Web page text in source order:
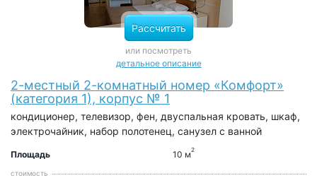
Рассчитать
или посмотреть
детальное описание
2-местный 2-комнатный номер «Комфорт»
(категория 1), корпус № 1
кондиционер, телевизор, фен, двуспальная кровать, шкаф,
электрочайник, набор полотенец, санузел с ванной
Площадь 10 м2
стоимость